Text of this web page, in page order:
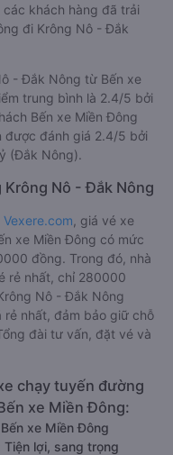
khách hàng đã trải
đi Krông Nô - Đắk
- Đắk Nông từ Bến xe
trung bình là 2.4/5 bởi
Bến xe Miền Đông
được đánh giá 2.4/5 bởi
(Đắk Nông).
Nô - Đắk Nông
Vexere.com , giá vé xe
xe Miền Đông có mức
đồng. Trong đó, nhà
rẻ nhất, chỉ 280000
Nô - Đắk Nông
rẻ nhất, đảm bảo giữ chỗ
đài tư vấn, đặt vé và
chạy tuyến đường
xe Miền Đông:
xe Miền Đông
lợi, sang trọng